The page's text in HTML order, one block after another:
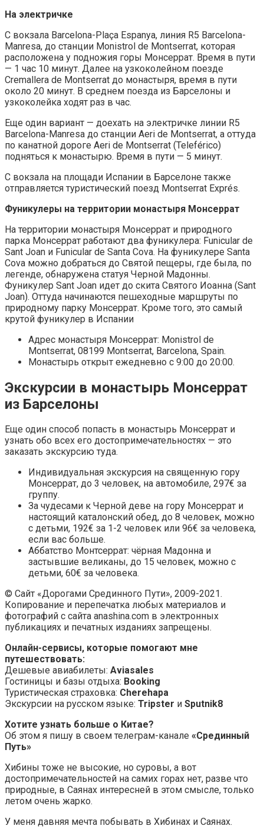
На электричке
С вокзала Barcelona-Plaça Espanya, линия R5 Barcelona-
Manresa, до станции Monistrol de Montserrat, которая
расположена у подножия горы Монсеррат. Время в пути
— 1 час 10 минут. Далее на узкоколейном поезде
Cremallera de Montserrat до монастыря, время в пути
около 20 минут. В среднем поезда из Барселоны и
узкоколейка ходят раз в час.
Еще один вариант — доехать на электричке линии R5
Barcelona-Manresa до станции Aeri de Montserrat, а оттуда
по канатной дороге Aeri de Montserrat (Teleférico)
подняться к монастырю. Время в пути — 5 минут.
С вокзала на площади Испании в Барселоне также
отправляется туристический поезд Montserrat Exprés.
Фуникулеры на территории монастыря Монсеррат
На территории монастыря Монсеррат и природного
парка Монсеррат работают два фуникулера: Funicular de
Sant Joan и Funicular de Santa Cova. На фуникулере Santa
Cova можно добраться до Святой пещеры, где была, по
легенде, обнаружена статуя Черной Мадонны.
Фуникулер Sant Joan идет до скита Святого Иоанна (Sant
Joan). Оттуда начинаются пешеходные маршруты по
природному парку Монсеррат. Кроме того, это самый
крутой фуникулер в Испании
Адрес монастыря Монсеррат: Monistrol de
Montserrat, 08199 Montserrat, Barcelona, Spain.
Монастырь открыт ежедневно с 9:00 до 20:00.
Экскурсии в монастырь Монсеррат
из Барселоны
Еще один способ попасть в монастырь Монсеррат и
узнать обо всех его достопримечательностях — это
заказать экскурсию туда.
Индивидуальная экскурсия на священную гору
Монсеррат, до 3 человек, на автомобиле, 297€ за
группу.
За чудесами к Черной деве на гору Монсеррат и
настоящий каталонский обед, до 8 человек, можно
с детьми, 192€ за 1-2 человек или 96€ за человека,
если вас больше.
Аббатство Монтсеррат: чёрная Мадонна и
застывшие великаны, до 15 человек, можно с
детьми, 60€ за человека.
© Сайт «Дорогами Срединного Пути», 2009-2021.
Копирование и перепечатка любых материалов и
фотографий с сайта anashina.com в электронных
публикациях и печатных изданиях запрещены.
Онлайн-сервисы, которые помогают мне
путешествовать:
Дешевые авиабилеты: Aviasales
Гостиницы и базы отдыха: Booking
Туристическая страховка: Cherehapa
Экскурсии на русском языке: Tripster и Sputnik8
Хотите узнать больше о Китае?
Об этом я пишу в своем телеграм-канале «Срединный
Путь»
Хибины тоже не высокие, но суровы, а вот
достопримечательностей на самих горах нет, разве что
природные, в Саянах интересней в этом смысле, только
летом очень жарко.
У меня давняя мечта побывать в Хибинах и Саянах.